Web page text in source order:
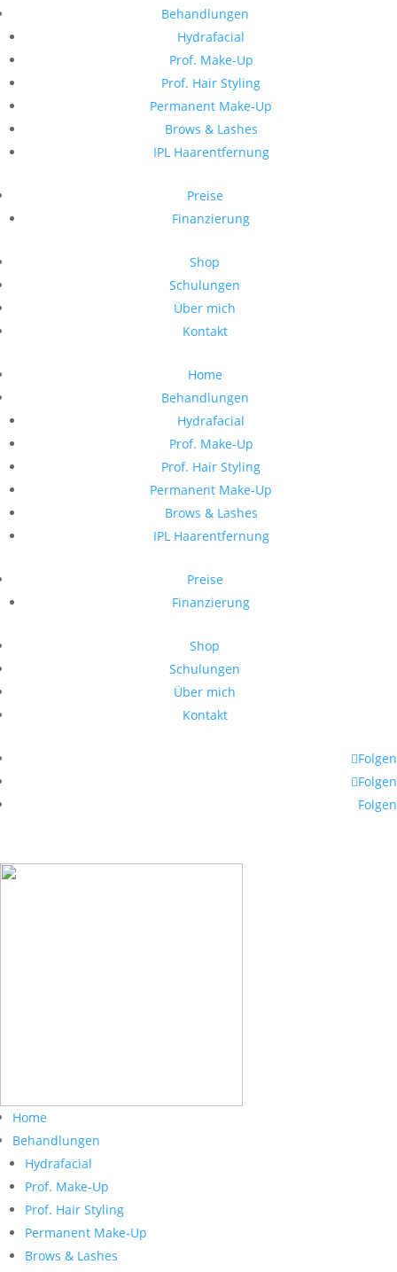
Behandlungen
Hydrafacial
Prof. Make-Up
Prof. Hair Styling
Permanent Make-Up
Brows & Lashes
IPL Haarentfernung
Preise
Finanzierung
Shop
Schulungen
Über mich
Kontakt
Home
Behandlungen
Hydrafacial
Prof. Make-Up
Prof. Hair Styling
Permanent Make-Up
Brows & Lashes
IPL Haarentfernung
Preise
Finanzierung
Shop
Schulungen
Über mich
Kontakt
Folgen
Folgen
Folgen
Home
Behandlungen
Hydrafacial
Prof. Make-Up
Prof. Hair Styling
Permanent Make-Up
Brows & Lashes